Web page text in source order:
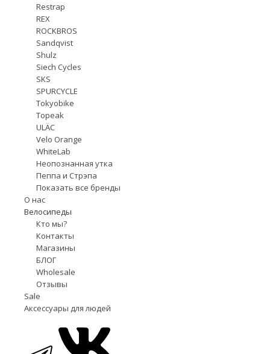
Restrap
REX
ROCKBROS
Sandqvist
Shulz
Siech Cycles
SKS
SPURCYCLE
Tokyobike
Topeak
ULÄC
Velo Orange
WhiteLab
Неопознанная утка
Пеппа и Стрэпа
Показать все бренды
О нас
Велосипеды
Кто мы?
Контакты
Магазины
БЛОГ
Wholesale
Отзывы
Sale
Аксессуары для людей